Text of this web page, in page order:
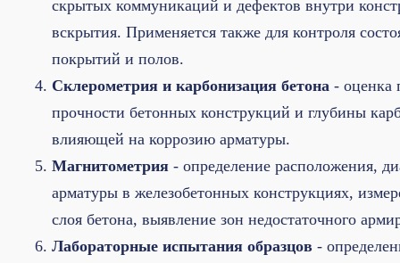
скрытых коммуникаций и дефектов внутри
вскрытия. Применяется также для контроля
покрытий и полов.
Склерометрия и карбонизация бетона- оценка
прочности бетонных конструкций и глубины
влияющей на коррозию арматуры.
Магнитометрия- определение расположения,
арматуры в железобетонных конструкциях,
слоя бетона, выявление зон недостаточного
Лабораторные испытания образцов -